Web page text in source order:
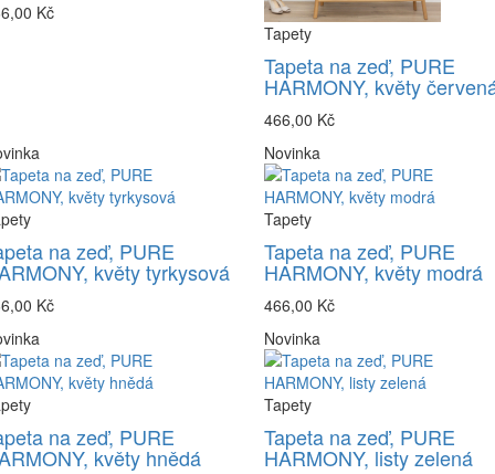
Kč
Tapety
Tapeta na zeď, PURE
HARMONY, květy
466,00 Kč
na zeď, PURE
květy tyrkysová
Kč
Novinka
Tapety
Tapeta na zeď, PURE
HARMONY, květy modrá
466,00 Kč
na zeď, PURE
květy hnědá
Novinka
Tapety
Tapeta na zeď, PURE
HARMONY, listy zelená